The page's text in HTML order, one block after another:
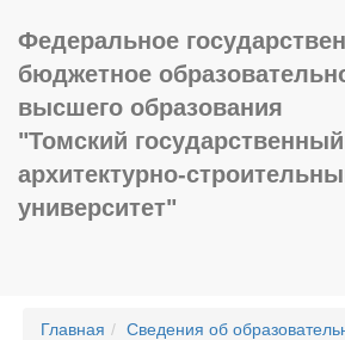
Федеральное
бюджетное
высшего образования
"Томский государственный
архитектурно-
университет"
Главная
Сведения об